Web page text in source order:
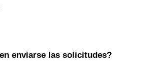
enviarse las solicitudes?